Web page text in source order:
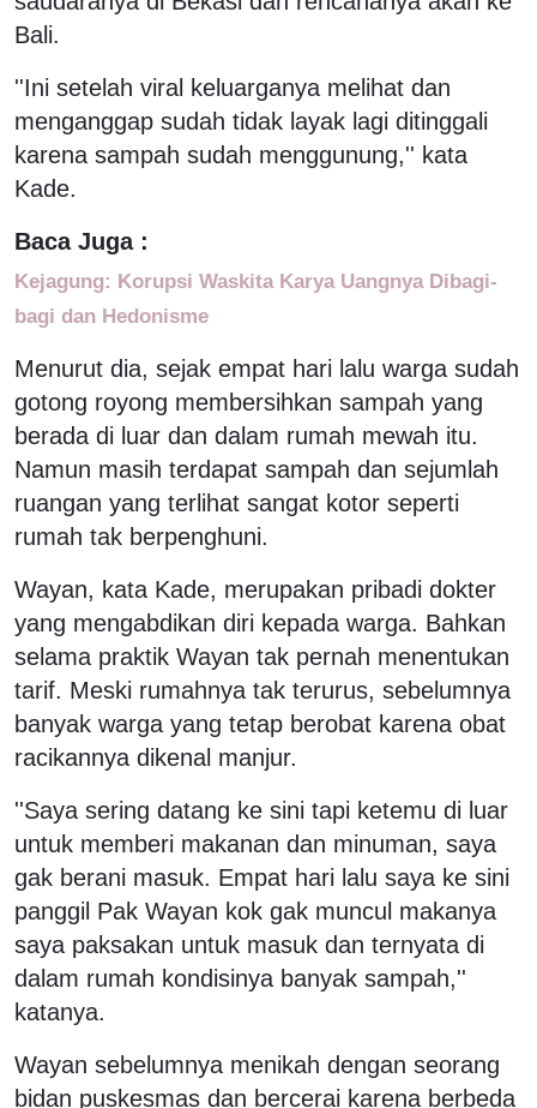
Bali.
''Ini setelah viral keluarganya melihat dan
menganggap sudah tidak layak lagi ditinggali
karena sampah sudah menggunung,'' kata
Kade.
Baca Juga :
Kejagung: Korupsi Waskita Karya Uangnya Dibagi-
bagi dan Hedonisme
Menurut dia, sejak empat hari lalu warga sudah
gotong royong membersihkan sampah yang
berada di luar dan dalam rumah mewah itu.
Namun masih terdapat sampah dan sejumlah
ruangan yang terlihat sangat kotor seperti
rumah tak berpenghuni.
Wayan, kata Kade, merupakan pribadi dokter
yang mengabdikan diri kepada warga. Bahkan
selama praktik Wayan tak pernah menentukan
tarif. Meski rumahnya tak terurus, sebelumnya
banyak warga yang tetap berobat karena obat
racikannya dikenal manjur.
''Saya sering datang ke sini tapi ketemu di luar
untuk memberi makanan dan minuman, saya
gak berani masuk. Empat hari lalu saya ke sini
panggil Pak Wayan kok gak muncul makanya
saya paksakan untuk masuk dan ternyata di
dalam rumah kondisinya banyak sampah,''
katanya.
Wayan sebelumnya menikah dengan seorang
bidan puskesmas dan bercerai karena berbeda